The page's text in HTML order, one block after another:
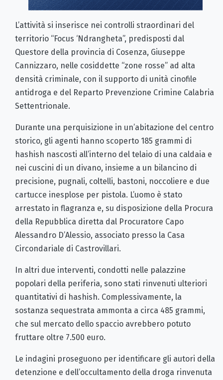
L’attività si inserisce nei controlli straordinari del
territorio “Focus ‘Ndrangheta”, predisposti dal
Questore della provincia di Cosenza, Giuseppe
Cannizzaro, nelle cosiddette “zone rosse” ad alta
densità criminale, con il supporto di unità cinofile
antidroga e del Reparto Prevenzione Crimine Calabria
Settentrionale.
Durante una perquisizione in un’abitazione del centro
storico, gli agenti hanno scoperto 185 grammi di
hashish nascosti all’interno del telaio di una caldaia e
nei cuscini di un divano, insieme a un bilancino di
precisione, pugnali, coltelli, bastoni, noccoliere e due
cartucce inesplose per pistola. L’uomo è stato
arrestato in flagranza e, su disposizione della Procura
della Repubblica diretta dal Procuratore Capo
Alessandro D’Alessio, associato presso la Casa
Circondariale di Castrovillari.
In altri due interventi, condotti nelle palazzine
popolari della periferia, sono stati rinvenuti ulteriori
quantitativi di hashish. Complessivamente, la
sostanza sequestrata ammonta a circa 485 grammi,
che sul mercato dello spaccio avrebbero potuto
fruttare oltre 7.500 euro.
Le indagini proseguono per identificare gli autori della
detenzione e dell’occultamento della droga rinvenuta